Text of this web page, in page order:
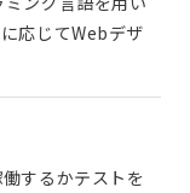
応じてWebデザ
するかテストを